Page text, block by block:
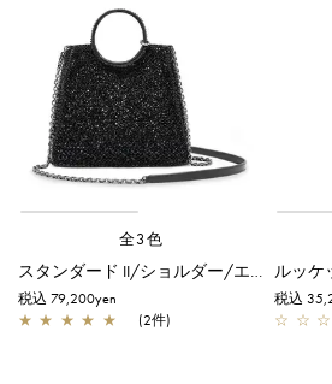
全3色
スタンダード II/ショルダー/エナメルブラック【オンラインストア限定商品】
税込 79,200yen
★ ★ ★ ★ ★ (2件)
税込
☆ ☆ ☆